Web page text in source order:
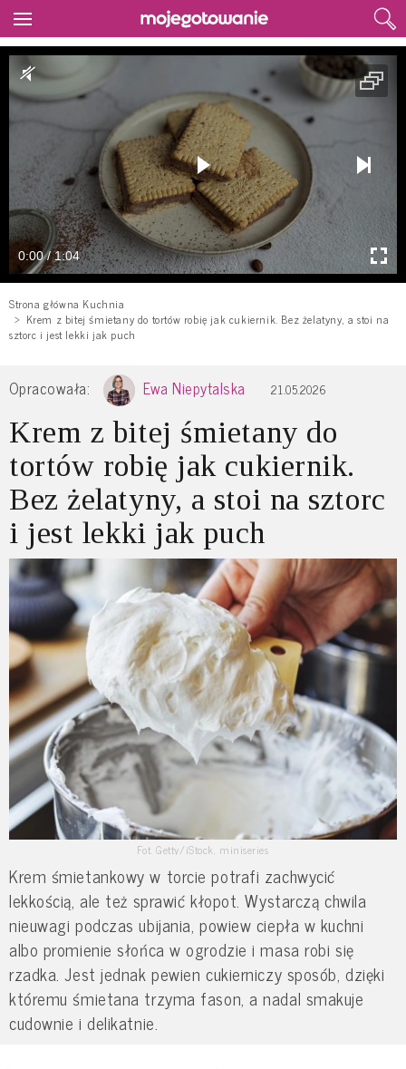
0:00 / 1:04
Strona główna Kuchnia
Krem z bitej śmietany do tortów robię jak cukiernik. Bez żelatyny, a stoi na
sztorc i jest lekki jak puch
Opracowała: Ewa Niepytalska 21.05.2026
Krem z bitej śmietany do
tortów robię jak cukiernik.
Bez żelatyny, a stoi na sztorc
i jest lekki jak puch
Fot. Getty/iStock, miniseries
Krem śmietankowy w torcie potrafi zachwycić
lekkością, ale też sprawić kłopot. Wystarczą chwila
nieuwagi podczas ubijania, powiew ciepła w kuchni
albo promienie słońca w ogrodzie i masa robi się
rzadka. Jest jednak pewien cukierniczy sposób, dzięki
któremu śmietana trzyma fason, a nadal smakuje
cudownie i delikatnie.